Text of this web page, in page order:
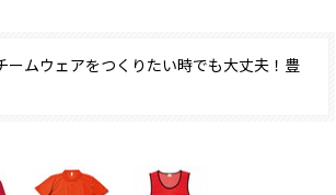
ムウェアをつくりたい時でも大丈夫！豊